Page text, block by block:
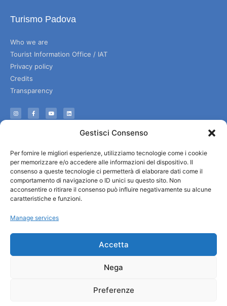
Gestisci Consenso
Per fornire le migliori esperienze, utilizziamo tecnologie come i cookie
per memorizzare e/o accedere alle informazioni del dispositivo. Il
consenso a queste tecnologie ci permetterà di elaborare dati come il
comportamento di navigazione o ID unici su questo sito. Non
acconsentire o ritirare il consenso può influire negativamente su alcune
caratteristiche e funzioni.
Manage services
Accetta
Nega
Preferenze
Turismo Padova
Who we are
Tourist Information Office / IAT
Privacy policy
Credits
Transparency
Useful services
Brochures
© All rights reserved